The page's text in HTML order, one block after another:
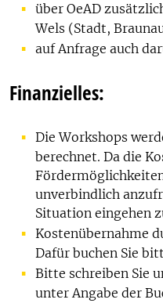
über OeAD
Wels (Stadt,
auf Anfrage auch
Finanzielles:
Die Workshops
berechnet. Da die
unverbindlich
Situation eingehen
Kostenübernahme
Dafür buchen Sie
Bitte schreiben Sie
unter Angabe der